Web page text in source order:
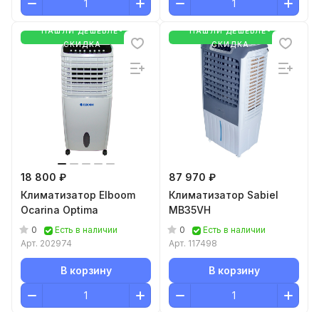
НАШЛИ ДЕШЕВЛЕ-
СКИДКА
18 800 ₽
Климатизатор Elboom
Ocarina Optima
0
Есть в наличии
Арт. 202974
В корзину
НАШЛИ ДЕШЕВЛЕ-
СКИДКА
87 970 ₽
Климатизатор Sabiel
MB35VH
0
Есть в наличии
Арт. 117498
В корзину